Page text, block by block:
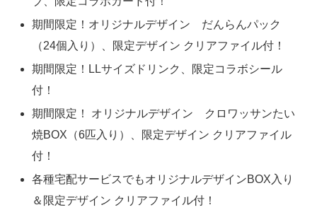
期間限定！オリジナルデザイン だんらんパック
（24個入り）、限定デザイン クリアファイル付！
期間限定！LLサイズドリンク、限定コラボシール
付！
期間限定！ オリジナルデザイン クロワッサンたい
焼BOX（6匹入り）、限定デザイン クリアファイル
付！
各種宅配サービスでもオリジナルデザインBOX入り
＆限定デザイン クリアファイル付！